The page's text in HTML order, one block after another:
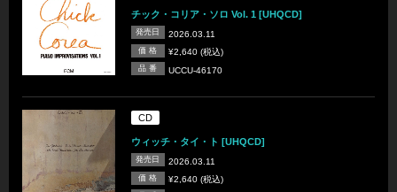
チック・コリア・ソロ Vol. 1 [UHQCD]
発売日 2026.03.11
価 格 ¥2,640 (税込)
品 番 UCCU-46170
CD
ウィッチ・タイ・ト [UHQCD]
発売日 2026.03.11
価 格 ¥2,640 (税込)